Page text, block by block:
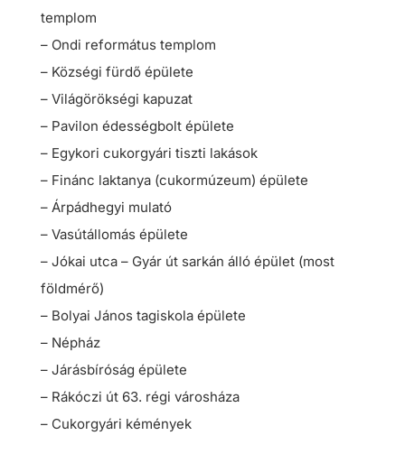
templom
– Ondi református templom
– Községi fürdő épülete
– Világörökségi kapuzat
– Pavilon édességbolt épülete
– Egykori cukorgyári tiszti lakások
– Finánc laktanya (cukormúzeum) épülete
– Árpádhegyi mulató
– Vasútállomás épülete
– Jókai utca – Gyár út sarkán álló épület (most
földmérő)
– Bolyai János tagiskola épülete
– Népház
– Járásbíróság épülete
– Rákóczi út 63. régi városháza
– Cukorgyári kémények